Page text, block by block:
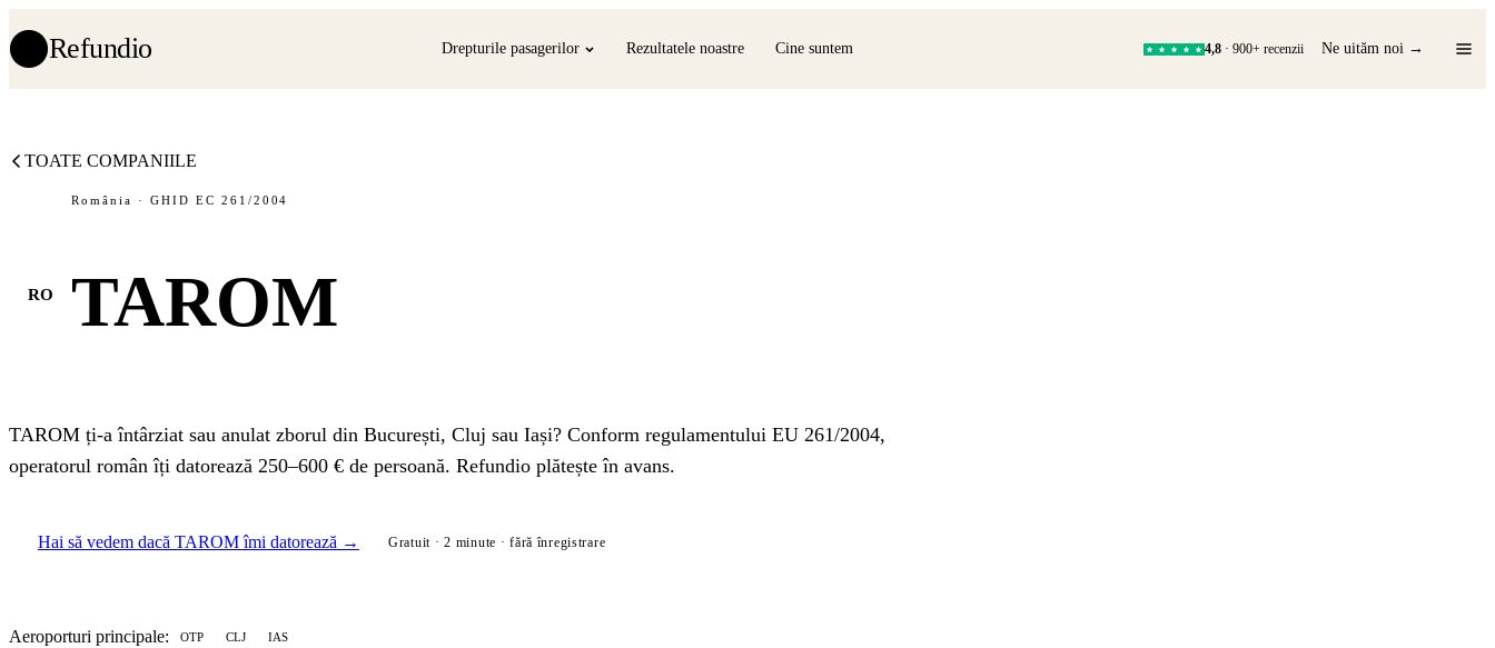
Refundio Drepturile pasagerilor Rezultatele noastre Cine suntem 4,8 · 900+ recenzii Ne uităm noi →
TOATE COMPANIILE
RO
România · GHID EC 261/2004
TAROM
TAROM ți-a întârziat sau anulat zborul din București, Cluj sau Iași? Conform regulamentului EU 261/2004,
operatorul român îți datorează 250–600 € de persoană. Refundio plătește în avans.
Hai să vedem dacă TAROM îmi datorează → Gratuit · 2 minute · fără înregistrare
Aeroporturi principale: OTP CLJ IAS